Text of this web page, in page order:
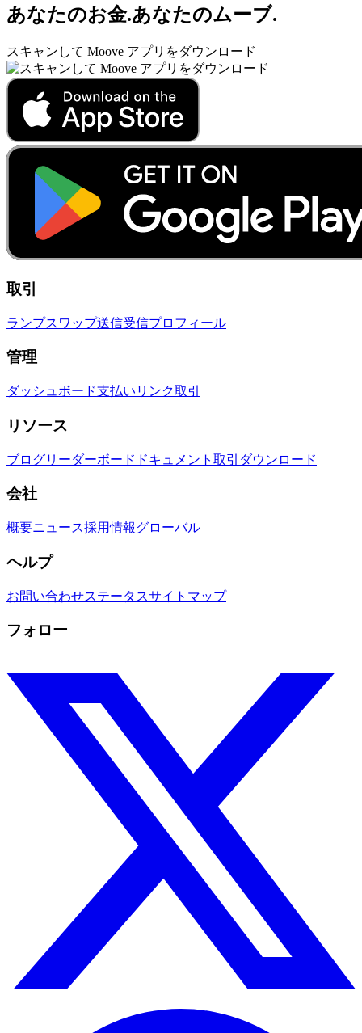
あなたのお金.あなたのムーブ.
スキャンして Moove アプリをダウンロード
取引
ランプスワップ送信受信プロフィール
管理
ダッシュボード支払いリンク取引
リソース
ブログリーダーボード ドキュメント 取引 ダウンロード
会社
概要ニュース採用情報グローバル
ヘルプ
お問い合わせステータスサイトマップ
フォロー